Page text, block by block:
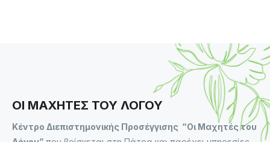
ΟΙ ΜΑΧΗΤΕΣ ΤΟΥ ΛΟΓΟΥ
Κέντρο Διεπιστημονικής Προσέγγισης “Οι Μαχητές του